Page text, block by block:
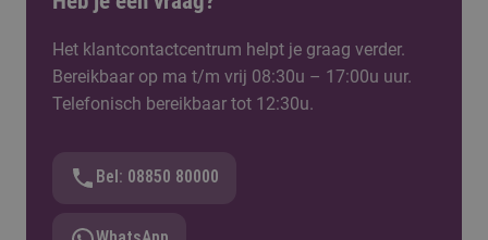
planning en samenwerking.
contact op met de stagecoördinator.
dan contact op methet lectoraatdat bij jouw
thema past.
Het klantcontactcentrum helpt je graag verder.
Bereikbaar op ma t/m vrij 08:30u – 17:00u uur.
Telefonisch bereikbaar tot 12:30u.
Bel: 08850 80000